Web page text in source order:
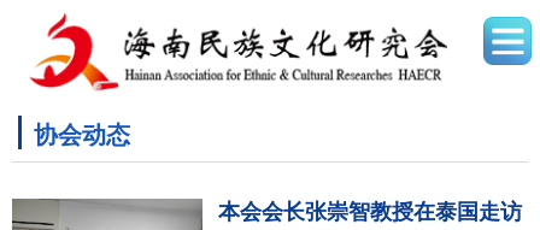
协会动态
本会会长张崇智教授在泰国走访